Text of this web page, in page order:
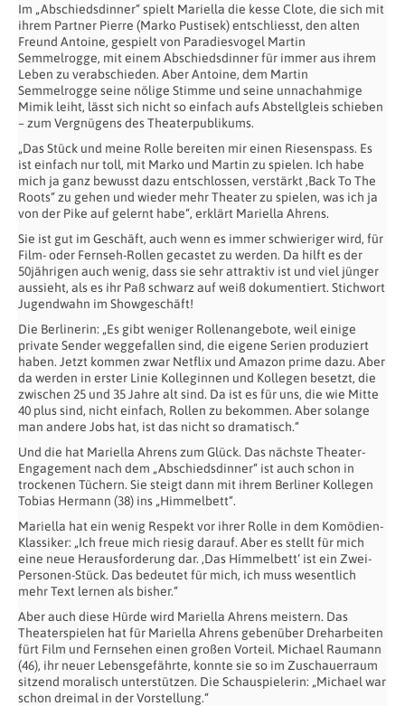
Im „Abschiedsdinner“ spielt Mariella die kesse Clote, die sich mit
ihrem Partner Pierre (Marko Pustisek) entschliesst, den alten
Freund Antoine, gespielt von Paradiesvogel Martin
Semmelrogge, mit einem Abschiedsdinner für immer aus ihrem
Leben zu verabschieden. Aber Antoine, dem Martin
Semmelrogge seine nölige Stimme und seine unnachahmige
Mimik leiht, lässt sich nicht so einfach aufs Abstellgleis schieben
– zum Vergnügens des Theaterpublikums.
„Das Stück und meine Rolle bereiten mir einen Riesenspass. Es
ist einfach nur toll, mit Marko und Martin zu spielen. Ich habe
mich ja ganz bewusst dazu entschlossen, verstärkt ‚Back To The
Roots“ zu gehen und wieder mehr Theater zu spielen, was ich ja
von der Pike auf gelernt habe“, erklärt Mariella Ahrens.
Sie ist gut im Geschäft, auch wenn es immer schwieriger wird, für
Film- oder Fernseh-Rollen gecastet zu werden. Da hilft es der
50jährigen auch wenig, dass sie sehr attraktiv ist und viel jünger
aussieht, als es ihr Paß schwarz auf weiß dokumentiert. Stichwort
Jugendwahn im Showgeschäft!
Die Berlinerin: „Es gibt weniger Rollenangebote, weil einige
private Sender weggefallen sind, die eigene Serien produziert
haben. Jetzt kommen zwar Netflix und Amazon prime dazu. Aber
da werden in erster Linie Kolleginnen und Kollegen besetzt, die
zwischen 25 und 35 Jahre alt sind. Da ist es für uns, die wie Mitte
40 plus sind, nicht einfach, Rollen zu bekommen. Aber solange
man andere Jobs hat, ist das nicht so dramatisch.“
Und die hat Mariella Ahrens zum Glück. Das nächste Theater-
Engagement nach dem „Abschiedsdinner“ ist auch schon in
trockenen Tüchern. Sie steigt dann mit ihrem Berliner Kollegen
Tobias Hermann (38) ins „Himmelbett“.
Mariella hat ein wenig Respekt vor ihrer Rolle in dem Komödien-
Klassiker: „Ich freue mich riesig darauf. Aber es stellt für mich
eine neue Herausforderung dar. ‚Das Hímmelbett‘ ist ein Zwei-
Personen-Stück. Das bedeutet für mich, ich muss wesentlich
mehr Text lernen als bisher.“
Aber auch diese Hürde wird Mariella Ahrens meistern. Das
Theaterspielen hat für Mariella Ahrens gebenüber Dreharbeiten
fürt Film und Fernsehen einen großen Vorteil. Michael Raumann
(46), ihr neuer Lebensgefährte, konnte sie so im Zuschauerraum
sitzend moralisch unterstützen. Die Schauspielerin: „Michael war
schon dreimal in der Vorstellung.“